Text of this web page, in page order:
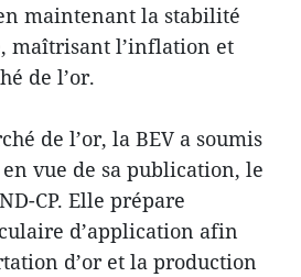
maintenant la stabilité
maîtrisant l’inflation et
de l’or.
de l’or, la BEV a soumis
vue de sa publication, le
CP. Elle prépare
d’application afin
d’or et la production